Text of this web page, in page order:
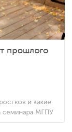
прошлого
и какие
семинара МГПУ